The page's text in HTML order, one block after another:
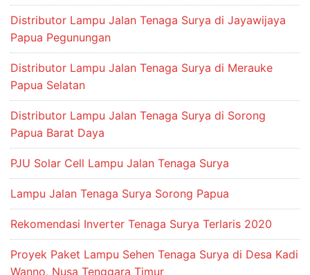
Distributor Lampu Jalan Tenaga Surya di Jayawijaya
Papua Pegunungan
Distributor Lampu Jalan Tenaga Surya di Merauke
Papua Selatan
Distributor Lampu Jalan Tenaga Surya di Sorong
Papua Barat Daya
PJU Solar Cell Lampu Jalan Tenaga Surya
Lampu Jalan Tenaga Surya Sorong Papua
Rekomendasi Inverter Tenaga Surya Terlaris 2020
Proyek Paket Lampu Sehen Tenaga Surya di Desa Kadi
Wanno, Nusa Tenggara Timur